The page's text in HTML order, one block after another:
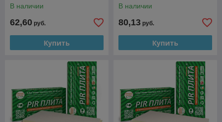
В наличии
62,60 руб.
Купить
В наличии
80,13 руб.
Купить